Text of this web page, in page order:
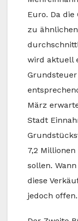
Euro. Da
zu
wird aktuell
März
Stadt
7,2
sollen.
diese
jedoch offen.